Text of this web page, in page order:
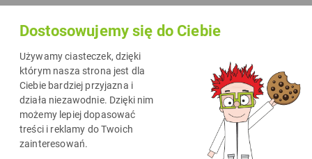
Dostosowujemy się do Ciebie
Używamy ciasteczek, dzięki
którym nasza strona jest dla
Ciebie bardziej przyjazna i
działa niezawodnie. Dzięki nim
możemy lepiej dopasować
treści i reklamy do Twoich
zainteresowań.
drukarek i aparatów fotograficznych. Niezależnie od tego,
zwykłym entuzjastą, karty SD są niezastąpionymi nośnikami
danych, umożliwiającymi przechowywanie i transferowanie
zdjęć w łatwy i niezawodny sposób. Nie wiesz jaka karta
pamięci będzie odpowiednia do Twoich potrzeb? Zapraszam
więc na przewodnik o tym, jak wybrać kartę SD!